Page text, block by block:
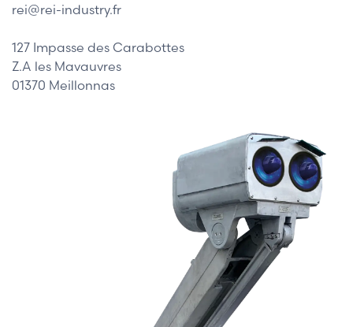
rei@rei-industry.fr
127 Impasse des Carabottes
Z.A les Mavauvres
01370 Meillonnas